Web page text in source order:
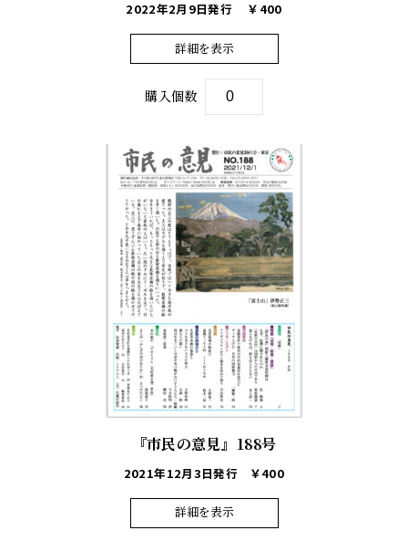
2022年2月9日発行 ￥400
詳細を表示
購入個数
『市民の意見』188号
2021年12月3日発行 ￥400
詳細を表示